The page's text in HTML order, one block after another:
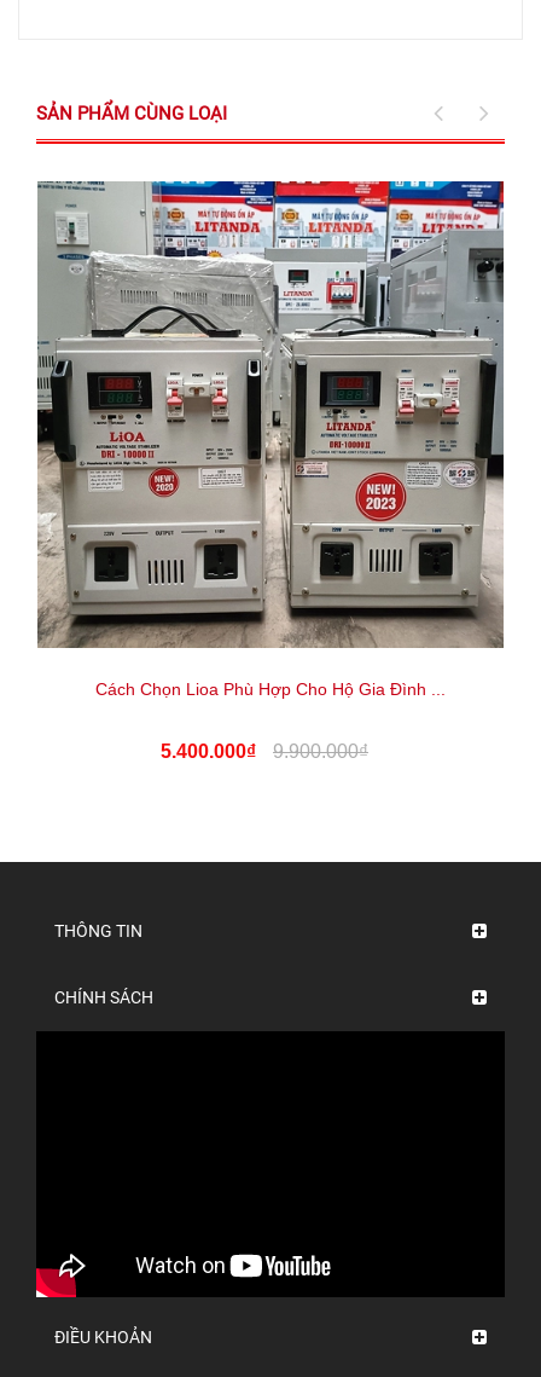
SẢN PHẨM CÙNG LOẠI
Cách Chọn Lioa Phù Hợp Cho Hộ Gia Đình ...
5.400.000₫ 9.900.000₫
THÔNG TIN
CHÍNH SÁCH
ĐIỀU KHOẢN